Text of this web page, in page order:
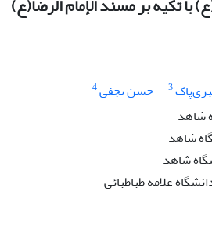
3 حسن نجفی4
شاهد
شاهد
شاهد
علامه طباطبائی